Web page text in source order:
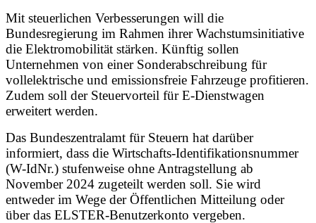
Mit steuerlichen Verbesserungen will die
Bundesregierung im Rahmen ihrer Wachstumsinitiative
die Elektromobilität stärken. Künftig sollen
Unternehmen von einer Sonderabschreibung für
vollelektrische und emissionsfreie Fahrzeuge profitieren.
Zudem soll der Steuervorteil für E-Dienstwagen
erweitert werden.
Das Bundeszentralamt für Steuern hat darüber
informiert, dass die Wirtschafts-Identifikationsnummer
(W-IdNr.) stufenweise ohne Antragstellung ab
November 2024 zugeteilt werden soll. Sie wird
entweder im Wege der Öffentlichen Mitteilung oder
über das ELSTER-Benutzerkonto vergeben.